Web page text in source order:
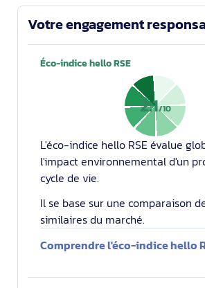
Votre engagement
Éco-indice hello RSE
2.1/10
L'éco-indice hello RSE évalue
l'impact environnemental d'un
cycle de vie.
Il se base sur une comparaison
similaires du marché.
Comprendre l'éco-indice hello